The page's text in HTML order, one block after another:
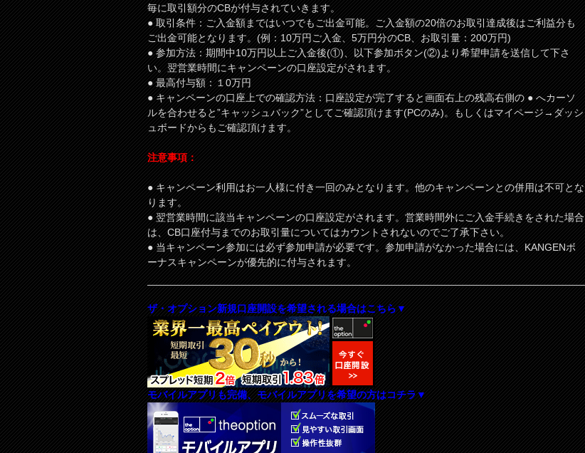
毎に取引額分のCBが付与されていきます。
● 取引条件：ご入金額まではいつでもご出金可能。ご入金額の20倍のお取引達成後はご利益分も
ご出金可能となります。(例：10万円ご入金、5万円分のCB、お取引量：200万円)
● 参加方法：期間中10万円以上ご入金後(①)、以下参加ボタン(②)より希望申請を送信して下さ
い。翌営業時間にキャンペーンの口座設定がされます。
● 最高付与額：１0万円
● キャンペーンの口座上での確認方法：口座設定が完了すると画面右上の残高右側の ● へカーソ
ルを合わせると”キャッシュバック”としてご確認頂けます(PCのみ)。もしくはマイページ→ダッシ
ュボードからもご確認頂けます。
注意事項：
● キャンペーン利用はお一人様に付き一回のみとなります。他のキャンペーンとの併用は不可とな
ります。
● 翌営業時間に該当キャンペーンの口座設定がされます。営業時間外にご入金手続きをされた場合
は、CB口座付与までのお取引量についてはカウントされないのでご了承下さい。
● 当キャンペーン参加には必ず参加申請が必要です。参加申請がなかった場合には、KANGENボ
ーナスキャンペーンが優先的に付与されます。
ザ・オプション新規口座開設を希望される場合はこちら▼
モバイルアプリも完備、モバイルアプリを希望の方はコチラ▼